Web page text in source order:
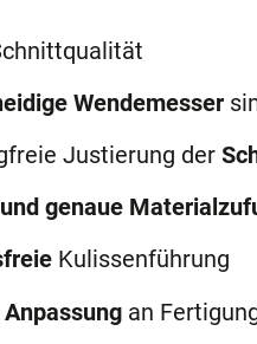
Wendemesser
Justierung der
genaue
Kulissenführung
an